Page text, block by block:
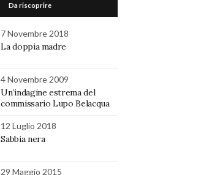
Da riscoprire
7 Novembre 2018
La doppia madre
4 Novembre 2009
Un’indagine estrema del
commissario Lupo Belacqua
12 Luglio 2018
Sabbia nera
29 Maggio 2015